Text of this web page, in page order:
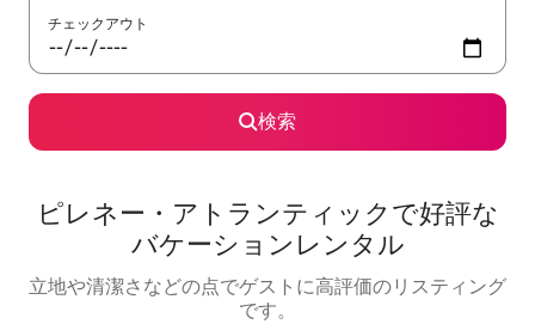
チェックアウト
検索
ピレネー・アトランティックで好評な
バケーションレンタル
立地や清潔さなどの点でゲストに高評価のリスティング
です。